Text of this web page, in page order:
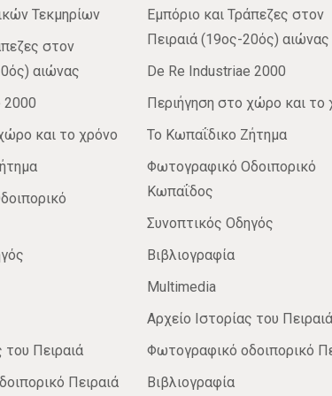
Τεκμηρίων
στον
αιώνας
2000
και το χρόνο
του Πειραιά
Πειραιά
Εμπόριο και Τράπεζες στον
Πειραιά (19ος-20ός) αιώνας
De Re Industriae 2000
Περιήγηση στο χώρο και το
Το Κωπαΐδικο Ζήτημα
Φωτογραφικό Οδοιπορικό
Κωπαΐδος
Συνοπτικός Οδηγός
Βιβλιογραφία
Multimedia
Αρχείο Ιστορίας του Πειραιά
Φωτογραφικό οδοιπορικό
Βιβλιογραφία